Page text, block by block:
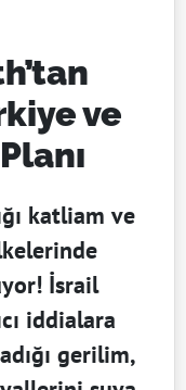
ve
katliam ve
İsrail
iddialara
gerilim,